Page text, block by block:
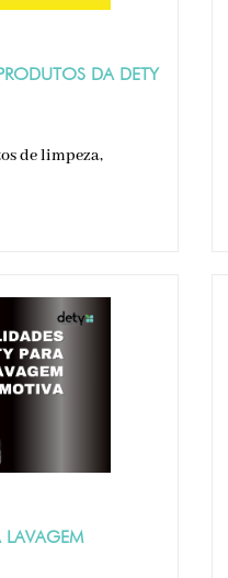
DA DETY
de limpeza,
LAVAGEM